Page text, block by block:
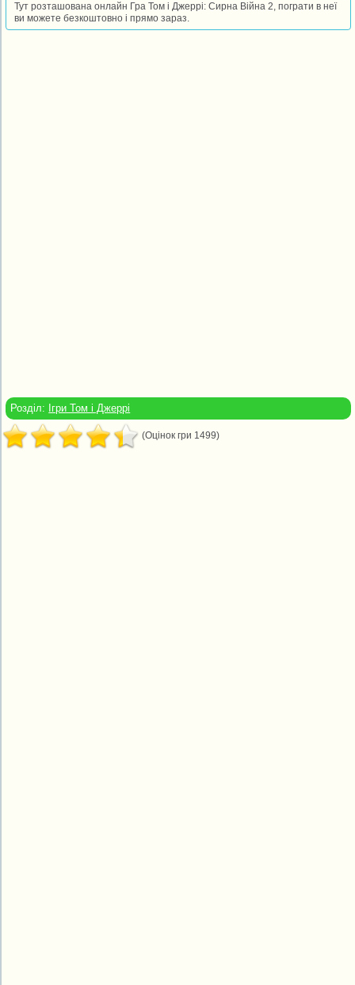
Тут розташована онлайн Гра Том і Джеррі: Сирна Війна 2, пограти в неї
ви можете безкоштовно і прямо зараз.
Розділ: Ігри Том і Джеррі
(Оцінок гри 1499)